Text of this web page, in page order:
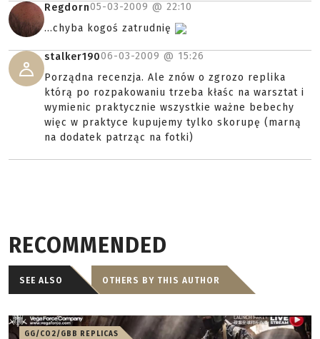
Regdorn05-03-2009 @ 22:10
...chyba kogoś zatrudnię
stalker19006-03-2009 @ 15:26
Porządna recenzja. Ale znów o zgrozo replika
którą po rozpakowaniu trzeba kłaśc na warsztat i
wymienic praktycznie wszystkie ważne bebechy
więc w praktyce kupujemy tylko skorupę (marną
na dodatek patrząc na fotki)
RECOMMENDED
SEE ALSO OTHERS BY THIS AUTHOR
GG/CO2/GBB REPLICAS